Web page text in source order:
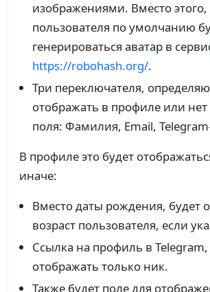
изображениями. Вместо
пользователя по умолчанию
генерироваться аватар в
https://robohash.org/.
Три переключателя,
отображать в профиле или
поля: Фамилия, Email,
В профиле это будет
иначе:
Вместо даты рождения, будет
возраст пользователя, если
Ссылка на профиль в Telegram,
отображать только ник.
Также будет поле для